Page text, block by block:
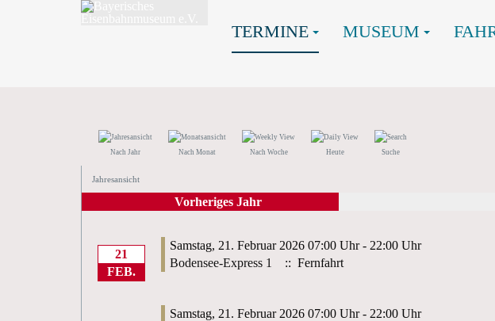
TERMINE MUSEUM
Nach Jahr Nach Monat Nach Woche Heute Suche
Jahresansicht
Vorheriges Jahr
21
FEB.
Samstag, 21. Februar 2026 07:00 Uhr - 22:00 Uhr
Bodensee-Express 1
:: Fernfahrt
Samstag, 21. Februar 2026 07:00 Uhr - 22:00 Uhr